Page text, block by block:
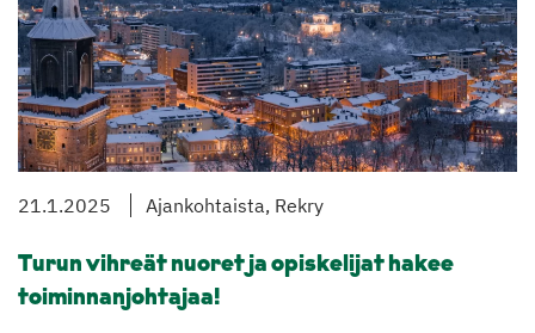
21.1.2025 Ajankohtaista, Rekry
Turun vihreät nuoret ja opiskelijat hakee
toiminnanjohtajaa!